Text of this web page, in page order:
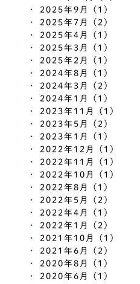
2025年9月 (1)
2025年7月 (2)
2025年4月 (1)
2025年3月 (1)
2025年2月 (1)
2024年8月 (1)
2024年3月 (2)
2024年1月 (1)
2023年11月 (1)
2023年5月 (2)
2023年1月 (1)
2022年12月 (1)
2022年11月 (1)
2022年10月 (1)
2022年8月 (1)
2022年5月 (2)
2022年4月 (1)
2022年1月 (2)
2021年10月 (1)
2021年6月 (2)
2020年8月 (1)
2020年6月 (1)